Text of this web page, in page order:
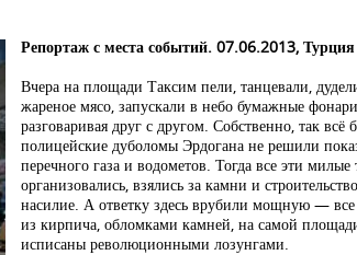
Репортаж с места событий. 07.06.2013, Турция
Вчера на площади Таксим пели, танцевали,
жареное мясо, запускали в небо бумажные
разговаривая друг с другом. Собственно, так
полицейские дуболомы Эрдогана не решили
перечного газа и водометов. Тогда все эти
организовались, взялись за камни и
насилие. А ответку здесь врубили мощную —
из кирпича, обломками камней, на самой
исписаны революционными лозунгами.